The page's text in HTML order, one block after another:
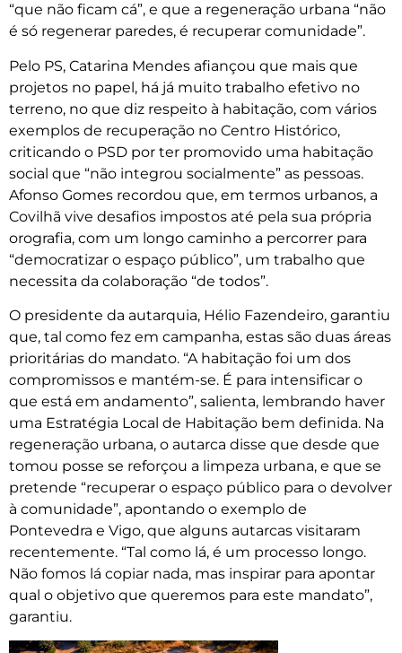
“que não ficam cá”, e que a regeneração urbana “não
é só regenerar paredes, é recuperar comunidade”.
Pelo PS, Catarina Mendes afiançou que mais que
projetos no papel, há já muito trabalho efetivo no
terreno, no que diz respeito à habitação, com vários
exemplos de recuperação no Centro Histórico,
criticando o PSD por ter promovido uma habitação
social que “não integrou socialmente” as pessoas.
Afonso Gomes recordou que, em termos urbanos, a
Covilhã vive desafios impostos até pela sua própria
orografia, com um longo caminho a percorrer para
“democratizar o espaço público”, um trabalho que
necessita da colaboração “de todos”.
O presidente da autarquia, Hélio Fazendeiro, garantiu
que, tal como fez em campanha, estas são duas áreas
prioritárias do mandato. “A habitação foi um dos
compromissos e mantém-se. É para intensificar o
que está em andamento”, salienta, lembrando haver
uma Estratégia Local de Habitação bem definida. Na
regeneração urbana, o autarca disse que desde que
tomou posse se reforçou a limpeza urbana, e que se
pretende “recuperar o espaço público para o devolver
à comunidade”, apontando o exemplo de
Pontevedra e Vigo, que alguns autarcas visitaram
recentemente. “Tal como lá, é um processo longo.
Não fomos lá copiar nada, mas inspirar para apontar
qual o objetivo que queremos para este mandato”,
garantiu.